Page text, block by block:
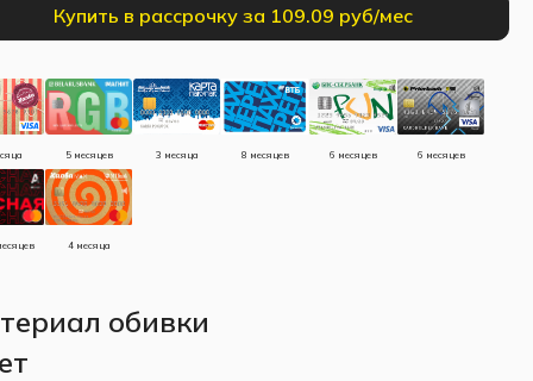
Купить в рассрочку за 109.09 руб/мес
5 месяцев 3 месяца 8 месяцев 6 месяцев 6 месяцев
4 месяца
обивки